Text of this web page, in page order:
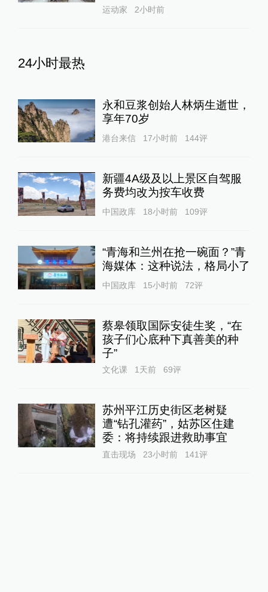
运动家 2小时前
24小时最热
永和豆浆创始人林炳生逝世，
享年70岁
港台来信 17小时前 144评
新疆4A级及以上景区自驾服
务费均改为按车收费
中国政库 18小时前 109评
“青海和兰州在抢一碗面？”青
海媒体：这种说法，格局小了
中国政库 15小时前 72评
蔡皋领取国际安徒生奖，“在
孩子们心底种下真善美的种
子”
文化课 1天前 69评
苏州平江历史街区老树疑
遭“钻孔灌药”，姑苏区住建
委：将持续跟进救助事宜
直击现场 23小时前 141评